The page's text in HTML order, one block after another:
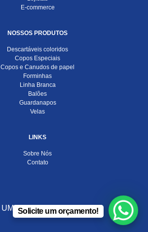
E-commerce
NOSSOS PRODUTOS
Descartáveis coloridos
Copos Especiais
Copos e Canudos de papel
Forminhas
Linha Branca
Balões
Guardanapos
Velas
LINKS
Sobre Nós
Contato
UMA EMPRESA DO
Solicite um orçamento!